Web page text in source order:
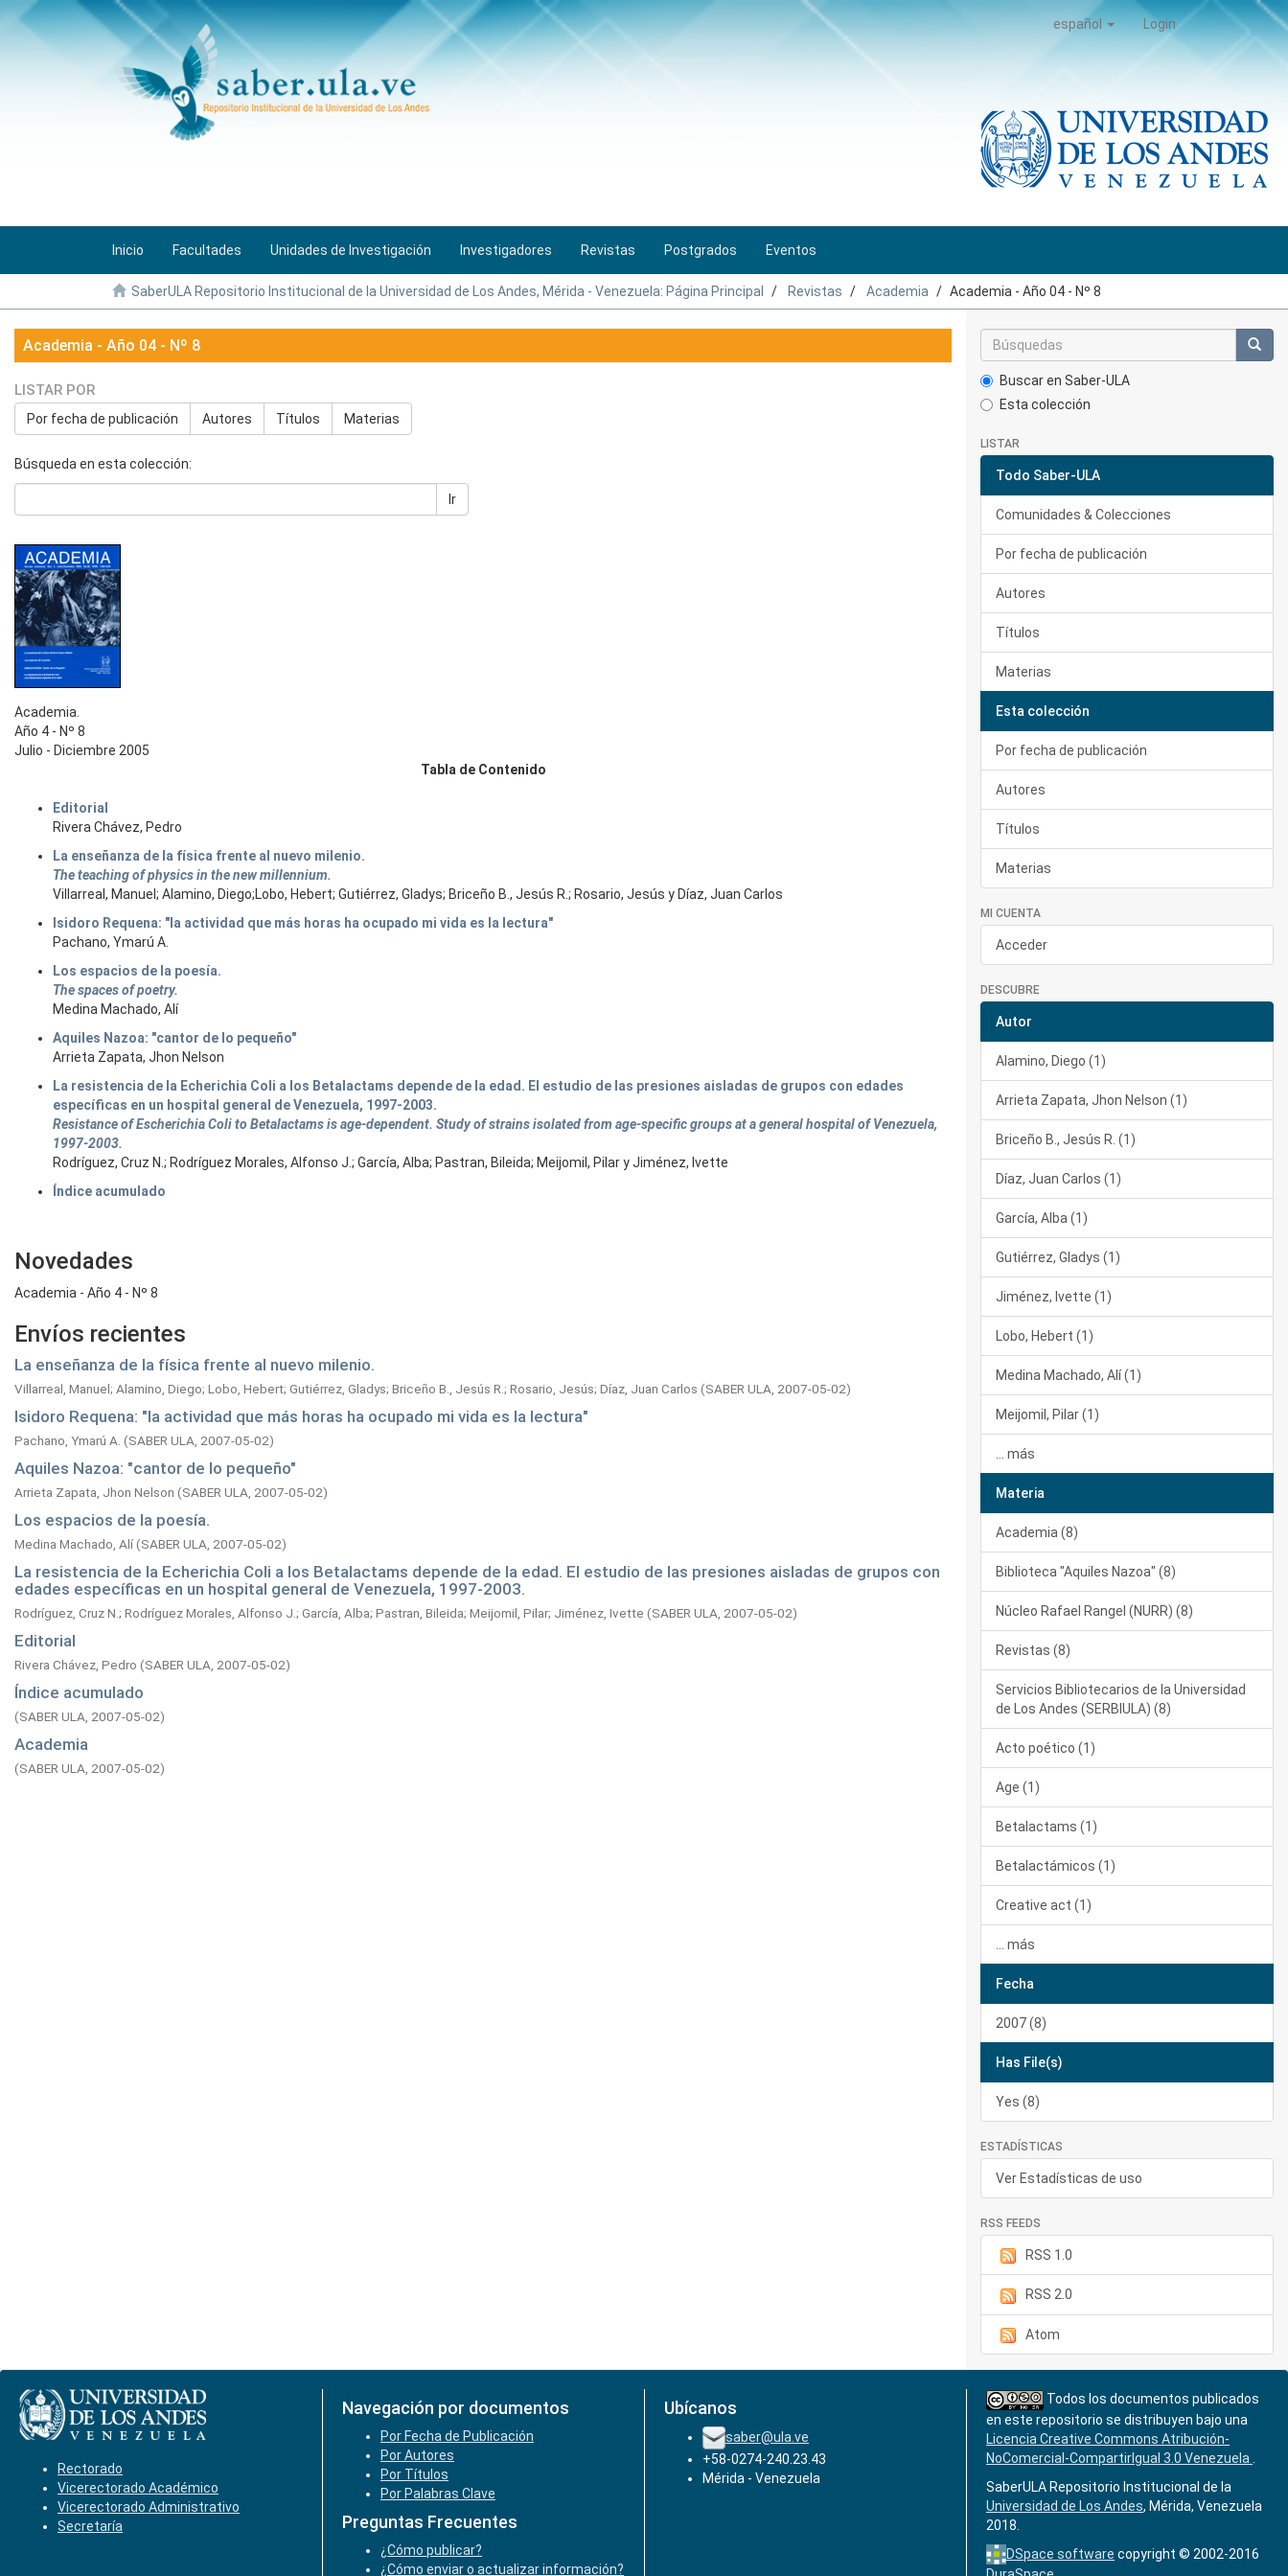
español Login
Inicio Facultades Unidades de Investigación Investigadores Revistas Postgrados Eventos
SaberULA Repositorio Institucional de la Universidad de Los Andes, Mérida - Venezuela: Página Principal Revistas Academia Academia - Año 04 - Nº 8
Academia - Año 04 - Nº 8
LISTAR POR
Por fecha de publicación Autores Títulos Materias
Búsqueda en esta colección:
Ir
Academia.
Año 4 - Nº 8
Julio - Diciembre 2005
Tabla de Contenido
Editorial
Rivera Chávez, Pedro
La enseñanza de la física frente al nuevo milenio.
The teaching of physics in the new millennium.
Villarreal, Manuel; Alamino, Diego;Lobo, Hebert; Gutiérrez, Gladys; Briceño B., Jesús R.; Rosario, Jesús y Díaz, Juan Carlos
Isidoro Requena: "la actividad que más horas ha ocupado mi vida es la lectura"
Pachano, Ymarú A.
Los espacios de la poesía.
The spaces of poetry.
Medina Machado, Alí
Aquiles Nazoa: "cantor de lo pequeño"
Arrieta Zapata, Jhon Nelson
La resistencia de la Echerichia Coli a los Betalactams depende de la edad. El estudio de las presiones aisladas de grupos con edades
específicas en un hospital general de Venezuela, 1997-2003.
Resistance of Escherichia Coli to Betalactams is age-dependent. Study of strains isolated from age-specific groups at a general hospital of Venezuela,
1997-2003.
Rodríguez, Cruz N.; Rodríguez Morales, Alfonso J.; García, Alba; Pastran, Bileida; Meijomil, Pilar y Jiménez, Ivette
Índice acumulado
Novedades
Academia - Año 4 - Nº 8
Envíos recientes
La enseñanza de la física frente al nuevo milenio.
Villarreal, Manuel; Alamino, Diego; Lobo, Hebert; Gutiérrez, Gladys; Briceño B., Jesús R. ; Rosario, Jesús; Díaz, Juan Carlos (SABER ULA, 2007-05-02)
Isidoro Requena: "la actividad que más horas ha ocupado mi vida es la lectura"
Pachano, Ymarú A. (SABER ULA, 2007-05-02)
Aquiles Nazoa: "cantor de lo pequeño"
Arrieta Zapata, Jhon Nelson (SABER ULA, 2007-05-02)
Los espacios de la poesía.
Medina Machado, Alí(SABER ULA, 2007-05-02)
La resistencia de la Echerichia Coli a los Betalactams depende de la edad. El estudio de las presiones aisladas de grupos con
edades específicas en un hospital general de Venezuela, 1997-2003.
Rodríguez, Cruz N. ; Rodríguez Morales, Alfonso J. ; García, Alba; Pastran, Bileida; Meijomil, Pilar; Jiménez, Ivette (SABER ULA, 2007-05-02)
Editorial
Rivera Chávez, Pedro (SABER ULA, 2007-05-02)
Índice acumulado
(SABER ULA, 2007-05-02)
Academia
(SABER ULA, 2007-05-02)
Buscar en Saber-ULA
Esta colección
LISTAR
Todo Saber-ULA
Comunidades & Colecciones
Por fecha de publicación
Autores
Títulos
Materias
Esta colección
Por fecha de publicación
Autores
Títulos
Materias
MI CUENTA
Acceder
DESCUBRE
Autor
Alamino, Diego (1)
Arrieta Zapata, Jhon Nelson (1)
Briceño B., Jesús R. (1)
Díaz, Juan Carlos (1)
García, Alba (1)
Gutiérrez, Gladys (1)
Jiménez, Ivette (1)
Lobo, Hebert (1)
Medina Machado, Alí (1)
Meijomil, Pilar (1)
... más
Materia
Academia (8)
Biblioteca "Aquiles Nazoa" (8)
Núcleo Rafael Rangel (NURR) (8)
Revistas (8)
Servicios Bibliotecarios de la Universidad
de Los Andes (SERBIULA) (8)
Acto poético (1)
Age (1)
Betalactams (1)
Betalactámicos (1)
Creative act (1)
... más
Fecha
2007 (8)
Has File(s)
Yes (8)
ESTADÍSTICAS
Ver Estadísticas de uso
RSS FEEDS
RSS 1.0
RSS 2.0
Atom
Rectorado
Vicerectorado Académico
Vicerectorado Administrativo
Secretaría
Navegación por documentos
Por Fecha de Publicación
Por Autores
Por Títulos
Por Palabras Clave
Preguntas Frecuentes
¿Cómo publicar?
¿Cómo enviar o actualizar información?
Ubícanos
saber@ula.ve
+58-0274-240.23.43
Mérida - Venezuela
Todos los documentos publicados
en este repositorio se distribuyen bajo una
Licencia Creative Commons Atribución-
NoComercial-CompartirIgual 3.0 Venezuela
SaberULA Repositorio Institucional de la
Universidad de Los Andes, Mérida, Venezuela
2018.
DSpace software copyright © 2002-2016